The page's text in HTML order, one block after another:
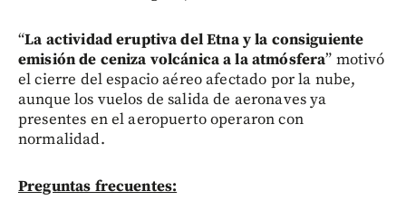
“La actividad eruptiva del Etna y la consiguiente
emisión de ceniza volcánica a la atmósfera” motivó
el cierre del espacio aéreo afectado por la nube,
aunque los vuelos de salida de aeronaves ya
presentes en el aeropuerto operaron con
normalidad.
Preguntas frecuentes: